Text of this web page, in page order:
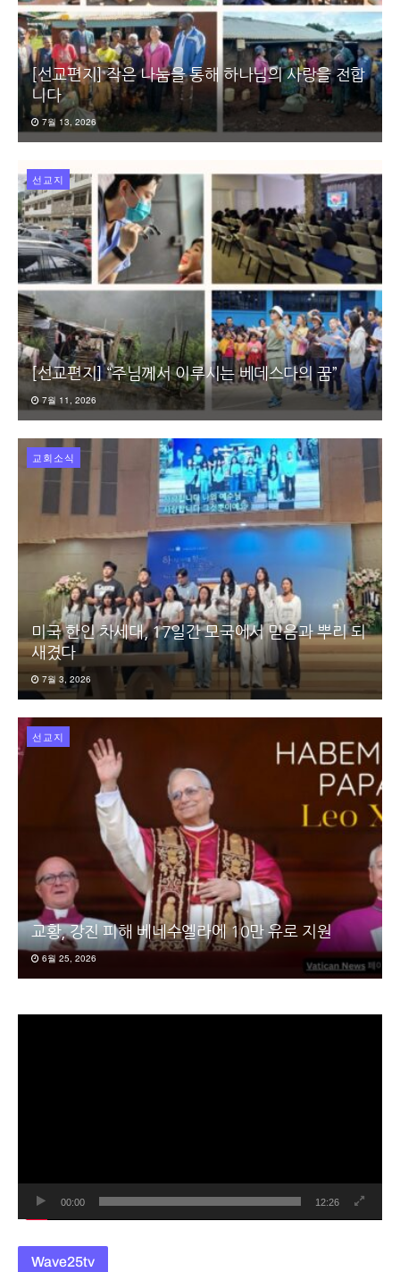
[선교편지] 작은 나눔을 통해 하나님의 사랑을 전합
니다
7월 13, 2026
선교지
[선교편지] “주님께서 이루시는 베데스다의 꿈”
7월 11, 2026
교회소식
미국 한인 차세대, 17일간 모국에서 믿음과 뿌리 되
새겼다
7월 3, 2026
선교지
교황, 강진 피해 베네수엘라에 10만 유로 지원
6월 25, 2026
00:00 12:26
Wave25tv